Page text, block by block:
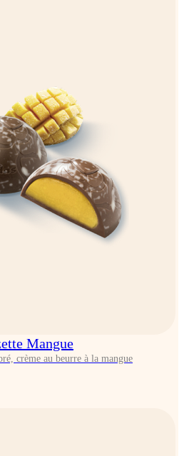
Mangue
crème au beurre à la mangue